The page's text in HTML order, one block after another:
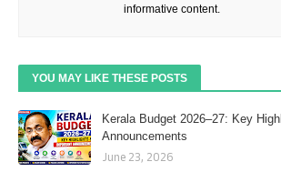
informative content.
YOU MAY LIKE THESE POSTS
Kerala Budget 2026–27: Key
Announcements
June 23, 2026